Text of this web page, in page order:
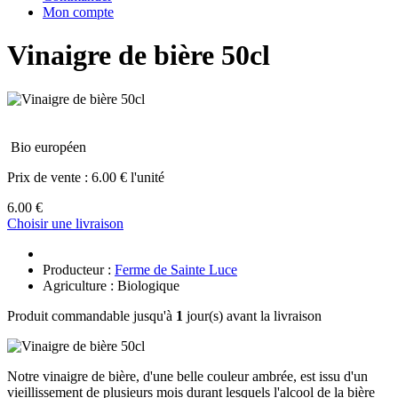
Mon compte
Vinaigre de bière 50cl
Bio européen
Prix de vente : 6.00 € l'unité
6.00 €
Choisir une livraison
Producteur : Ferme de Sainte Luce
Agriculture : Biologique
Produit commandable jusqu'à 1 jour(s) avant la livraison
Notre vinaigre de bière, d'une belle couleur ambrée, est issu d'un
vieillissement de plusieurs mois durant lesquels l'alcool de la bière